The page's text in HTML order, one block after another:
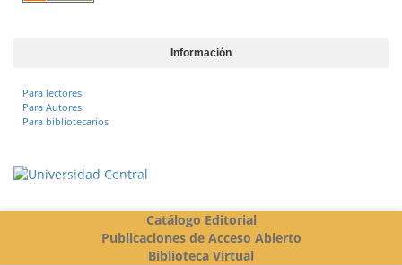
Información
Para lectores
Para Autores
Para bibliotecarios
Vigilada Mineducación
Catálogo Editorial
Publicaciones de Acceso Abierto
Biblioteca Virtual